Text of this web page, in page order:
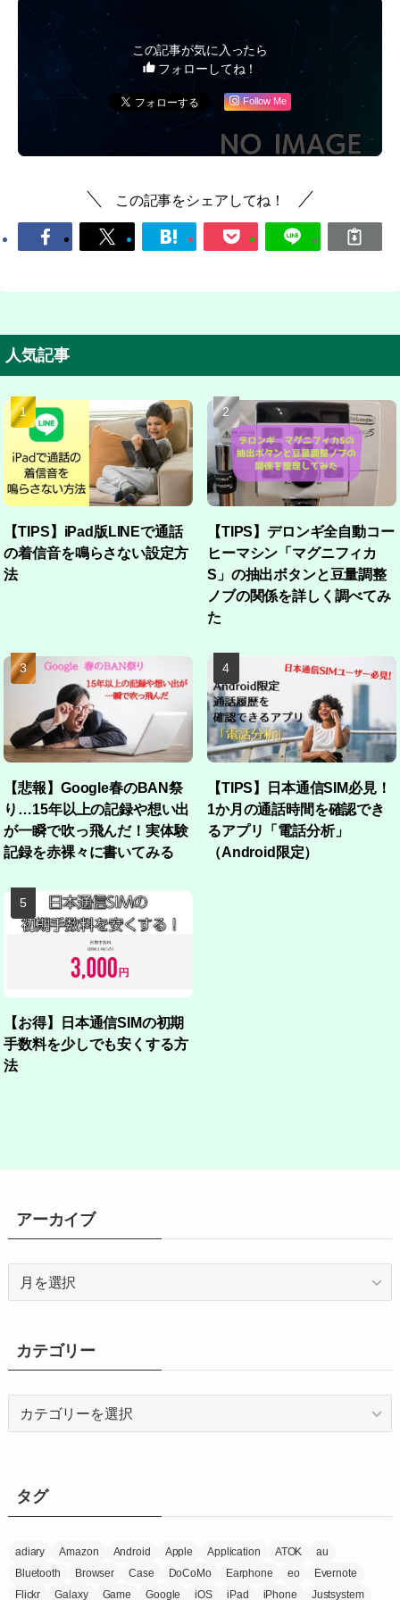
この記事が気に入ったら
フォローしてね！
Follow Me
この記事をシェアしてね！
人気記事
【TIPS】iPad版LINEで通話
の着信音を鳴らさない設定方
法
【TIPS】デロンギ全自動コー
ヒーマシン「マグニフィカ
S」の抽出ボタンと豆量調整
ノブの関係を詳しく調べてみ
た
【悲報】Google春のBAN祭
り…15年以上の記録や想い出
が一瞬で吹っ飛んだ！実体験
記録を赤裸々に書いてみる
【TIPS】日本通信SIM必見！
1か月の通話時間を確認でき
るアプリ「電話分析」
（Android限定）
【お得】日本通信SIMの初期
手数料を少しでも安くする方
法
アーカイブ
ブ
カテゴリー
ータグ
adiary Amazon Android Apple Application ATOK
au
Bluetooth
Browser Case DoCoMo Earphone eo
Evernote
Flickr
Galaxy Game Google iOS iPad iPhone Justsystem